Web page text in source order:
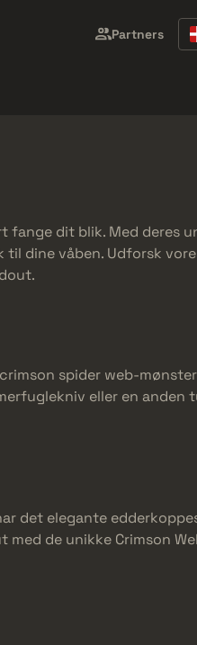
Partners
fange dit blik. Med deres
dine våben. Udforsk
spider web-
eller en anden
det elegante
de unikke Crimson